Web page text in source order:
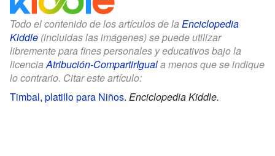
Todo el contenido de los artículos de la Enciclopedia
Kiddle (incluidas las imágenes) se puede utilizar
libremente para fines personales y educativos bajo la
licencia Atribución-CompartirIguala menos que se indique
lo contrario. Citar este artículo:
Timbal, platillo para Niños. Enciclopedia Kiddle.